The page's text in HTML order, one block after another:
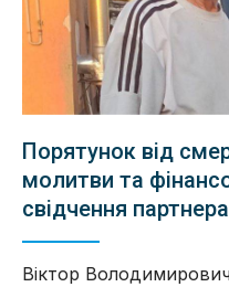
Порятунок від
молитви та
свідчення
Віктор Володимирович